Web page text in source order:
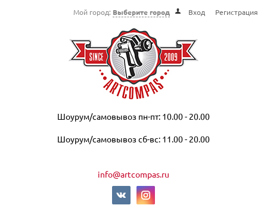
Мой город: Выберите город Вход Регистрация
Шоурум/самовывоз пн-пт: 10.00 - 20.00
Шоурум/самовывоз сб-вс: 11.00 - 20.00
info@artcompas.ru